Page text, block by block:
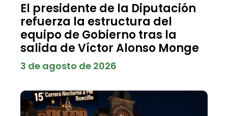
El presidente de la Diputación
refuerza la estructura del
equipo de Gobierno tras la
salida de Víctor Alonso Monge
3 de agosto de 2026